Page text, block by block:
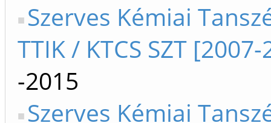
Szerves Kémiai
TTIK / KTCS SZT
-2015
Szerves Kémiai